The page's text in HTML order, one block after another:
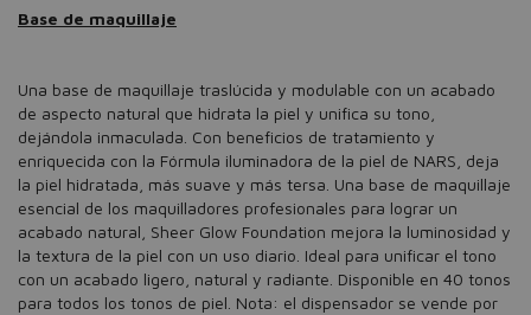
Base de maquillaje
Una base de maquillaje traslúcida y modulable con un acabado
de aspecto natural que hidrata la piel y unifica su tono,
dejándola inmaculada. Con beneficios de tratamiento y
enriquecida con la Fórmula iluminadora de la piel de NARS, deja
la piel hidratada, más suave y más tersa. Una base de maquillaje
esencial de los maquilladores profesionales para lograr un
acabado natural, Sheer Glow Foundation mejora la luminosidad y
la textura de la piel con un uso diario. Ideal para unificar el tono
con un acabado ligero, natural y radiante. Disponible en 40 tonos
para todos los tonos de piel. Nota: el dispensador se vende por